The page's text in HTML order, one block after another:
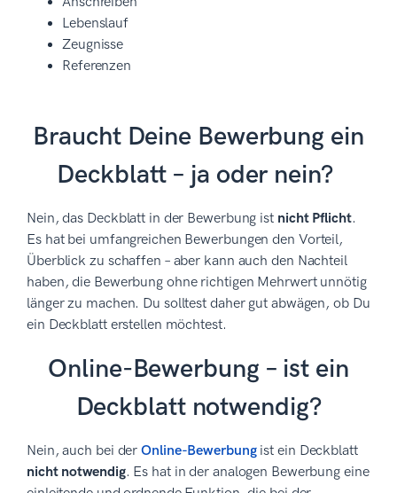
Lebenslauf
Zeugnisse
Referenzen
Braucht Deine Bewerbung ein
Deckblatt – ja oder nein?
Nein, das Deckblatt in der Bewerbung ist nicht Pflicht.
Es hat bei umfangreichen Bewerbungen den Vorteil,
Überblick zu schaffen – aber kann auch den Nachteil
haben, die Bewerbung ohne richtigen Mehrwert unnötig
länger zu machen. Du solltest daher gut abwägen, ob Du
ein Deckblatt erstellen möchtest.
Online-Bewerbung – ist ein
Deckblatt notwendig?
Nein, auch bei derOnline-Bewerbungist ein Deckblatt
nicht notwendig. Es hat in der analogen Bewerbung eine